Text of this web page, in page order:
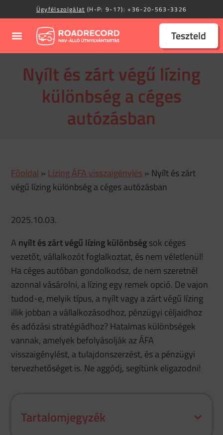
Ügyfélszolgálat (H-P: 9-17):+36-20-563-3326
Teszteld
Nyílt és zárt végű lízing
különbség a céges
autózásban
Főoldal » Lízing ÁFA visszaigénylés» Nyílt és zárt
végű lízing különbség a céges autózásban
2025.10.03.
A nyílt és zárt végű lízing különbségsok céges
vezetőt, vállalkozót foglalkoztat, és nem véletlenül!
Ha céges autóban gondolkodsz, de nem szeretnél
azonnal vásárolni, a lízing egy remek opció. De vajon
tudod-e, melyik típus, a nyílt vagy a zárt végű lízing
illik jobban a vállalkozásodhoz, pénzügyi céljaidhoz
és adózási stratégiádhoz? Hatalmas különbségek
vannak, amelyek befolyásolják az ÁFA
visszaigénylést, a tulajdonszerzést, és a pénzügyi
tervezhetőséget is. Ne aggódj, segítünk eligazodni!
Tartalomjegyzék